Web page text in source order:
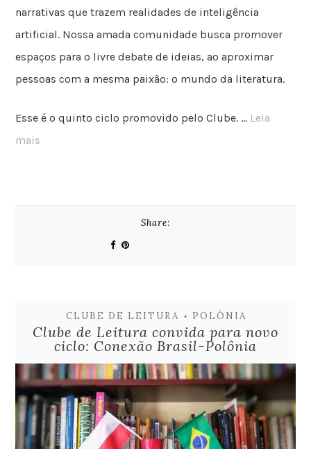
narrativas que trazem realidades de inteligência
artificial. Nossa amada comunidade busca promover
espaços para o livre debate de ideias, ao aproximar
pessoas com a mesma paixão: o mundo da literatura.
Esse é o quinto ciclo promovido pelo Clube. … Leia
mais
Share:
CLUBE DE LEITURA • POLÔNIA
Clube de Leitura convida para novo
ciclo: Conexão Brasil-Polônia